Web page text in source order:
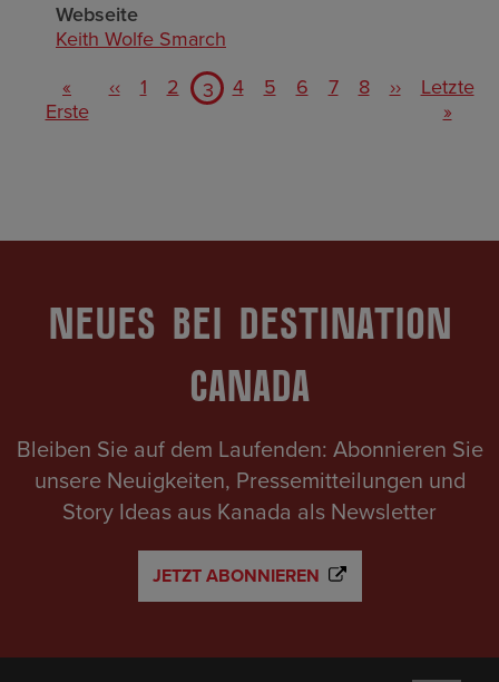
Webseite
Keith Wolfe Smarch
Pagination
First
page
«
Erste
Previous
page
‹‹ Page
1 Page
2
Current
page
3 Page
4 Page
5 Page
6 Page
7 Page
8
Next
page
››
Last
page
Letzte
»
NEUES BEI DESTINATION
CANADA
Bleiben Sie auf dem Laufenden: Abonnieren Sie
unsere Neuigkeiten, Pressemitteilungen und
Story Ideas aus Kanada als Newsletter
JETZT ABONNIEREN